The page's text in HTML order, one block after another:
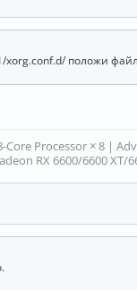
xorg.conf.d/ положи
Core Processor × 8 |
RX 6600/6600 XT/